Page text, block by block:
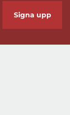
Signa upp